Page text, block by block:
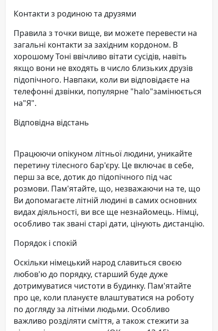
Контакти з родиною та друзями
Правила з точки вище, ви можете перевести на
загальні контакти за західним кордоном. В
хорошому Тоні ввічливо вітати сусідів, навіть
якщо вони не входять в число близьких друзів
підопічного. Навпаки, коли ви відповідаєте на
телефонні дзвінки, популярне "halo"замінюється
на"Я".
Відповідна відстань
Працюючи опікуном літньої людини, уникайте
перетину тілесного бар'єру. Це включає в себе,
перш за все, дотик до підопічного під час
розмови. Пам'ятайте, що, незважаючи на те, що
Ви допомагаєте літній людині в самих основних
видах діяльності, ви все ще незнайомець. Німці,
особливо так звані старі дати, цінують дистанцію.
Порядок і спокій
Оскільки німецький народ славиться своєю
любов'ю до порядку, старший буде дуже
дотримуватися чистоти в будинку. Пам'ятайте
про це, коли плануєте влаштуватися на роботу
по догляду за літніми людьми. Особливо
важливо розділяти сміття, а також стежити за